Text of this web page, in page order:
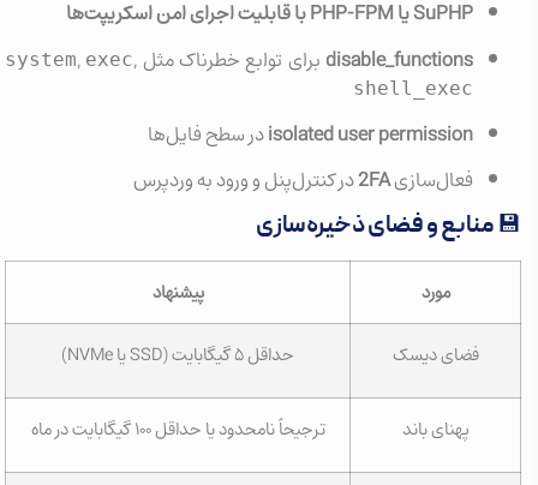
SuPHP یا PHP-FPM با قابلیت اجرای امن اسکریپت‌ها
disable_functionsبرای توابع خطرناک مثل system ,exec
shell_exec
isolated user permissionدر سطح فایل‌ها
فعال‌سازی2FAدر کنترل‌پنل و ورود به وردپرس
💾 منابع و فضای ذخیره‌سازی
مورد
پیشنهاد
فضای دیسک
حداقل ۵ گیگابایت (SSD یا NVMe)
پهنای باند ترجیحاً نامحدود یا حداقل ۱۰۰ گیگابایت در ماه